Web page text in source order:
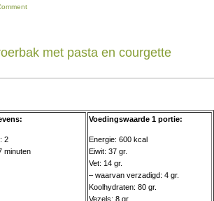
met pas­ta en cour­get­te
2
minuten
Voedingswaarde 1 portie:
Energie: 600 kcal
Eiwit: 37 gr.
Vet: 14 gr.
– waarvan verzadigd: 4 gr.
Koolhydraten: 80 gr.
Vezels: 8 gr.